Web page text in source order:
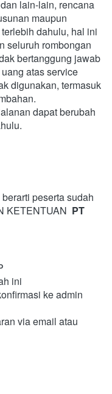
lain-lain, rencana
maupun
dahulu, hal ini
seluruh rombongan
bertanggung jawab
atas service
digunakan, termasuk
dapat berubah
peserta sudah
KETENTUAN PT
ini
ke admin
via email atau